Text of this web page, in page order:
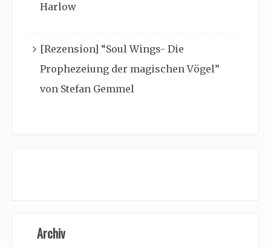
Harlow
[Rezension] “Soul Wings- Die
Prophezeiung der magischen Vögel”
von Stefan Gemmel
Archiv